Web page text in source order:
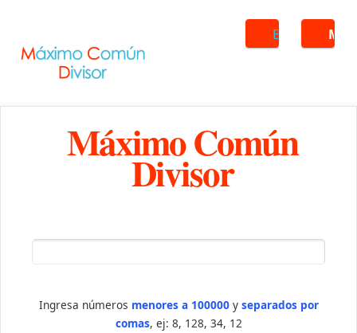
Buscar
Máximo Común
Divisor
Ingresa números menores a 100000y separados por
comas, ej: 8, 128, 34, 12